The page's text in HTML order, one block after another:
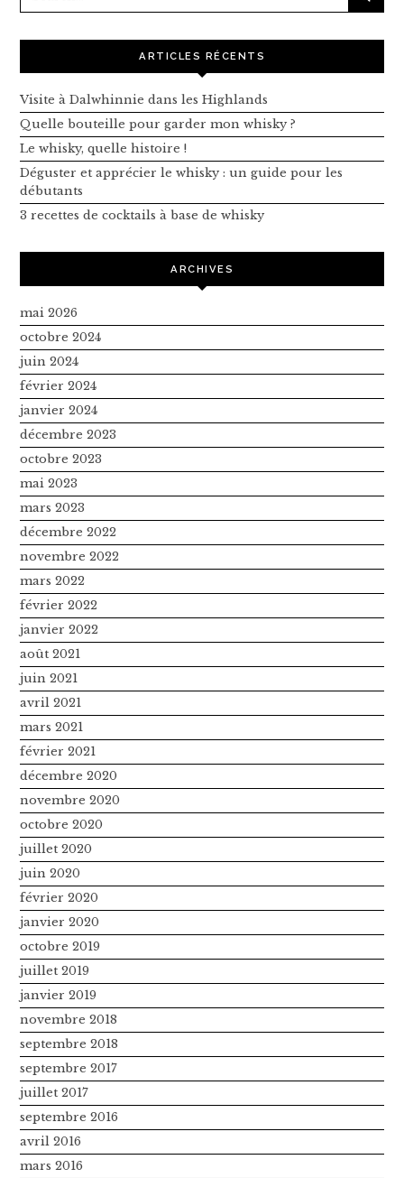
ARTICLES RÉCENTS
Visite à Dalwhinnie dans les Highlands
Quelle bouteille pour garder mon whisky ?
Le whisky, quelle histoire !
Déguster et apprécier le whisky : un guide pour les
débutants
3 recettes de cocktails à base de whisky
ARCHIVES
mai 2026
octobre 2024
juin 2024
février 2024
janvier 2024
décembre 2023
octobre 2023
mai 2023
mars 2023
décembre 2022
novembre 2022
mars 2022
février 2022
janvier 2022
août 2021
juin 2021
avril 2021
mars 2021
février 2021
décembre 2020
novembre 2020
octobre 2020
juillet 2020
juin 2020
février 2020
janvier 2020
octobre 2019
juillet 2019
janvier 2019
novembre 2018
septembre 2018
septembre 2017
juillet 2017
septembre 2016
avril 2016
mars 2016